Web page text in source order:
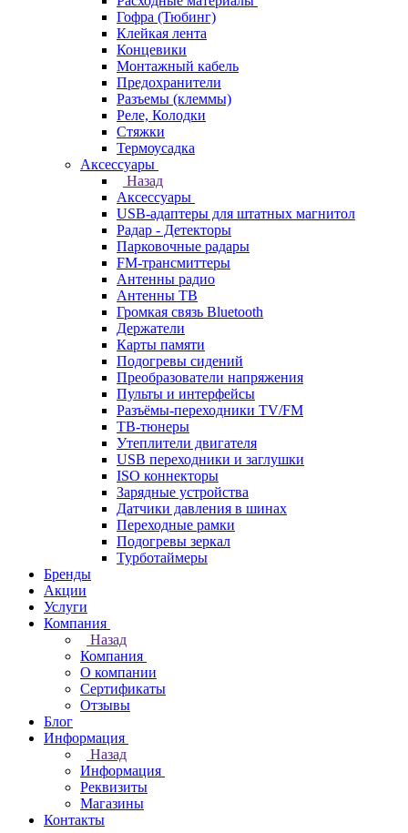
Гофра (Тюбинг)
Клейкая лента
Концевики
Монтажный кабель
Предохранители
Разъемы (клеммы)
Реле, Колодки
Стяжки
Термоусадка
Аксессуары
Назад
Аксессуары
USB-адаптеры для штатных магнитол
Радар - Детекторы
Парковочные радары
FM-трансмиттеры
Антенны радио
Антенны ТВ
Громкая связь Bluetooth
Держатели
Карты памяти
Подогревы сидений
Преобразователи напряжения
Пульты и интерфейсы
Разъёмы-переходники TV/FM
ТВ-тюнеры
Утеплители двигателя
USB переходники и заглушки
ISO коннекторы
Зарядные устройства
Датчики давления в шинах
Переходные рамки
Подогревы зеркал
Турботаймеры
Бренды
Акции
Услуги
Компания
Назад
Компания
О компании
Сертификаты
Отзывы
Блог
Информация
Назад
Информация
Реквизиты
Магазины
Контакты